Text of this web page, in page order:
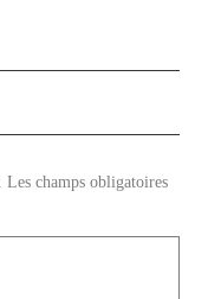
Les champs obligatoires